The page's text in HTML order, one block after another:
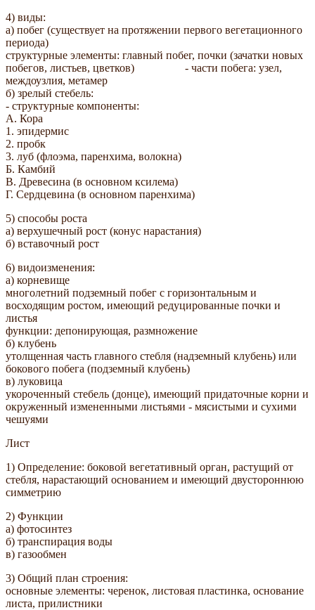
4) виды:
а) побег (существует на протяжении первого вегетационного
периода)
структурные элементы: главный побег, почки (зачатки новых
побегов, листьев, цветков) - части побега: узел,
междоузлия, метамер
б) зрелый стебель:
- структурные компоненты:
А. Кора
1. эпидермис
2. пробк
3. луб (флоэма, паренхима, волокна)
Б. Камбий
В. Древесина (в основном ксилема)
Г. Сердцевина (в основном паренхима)
5) способы роста
а) верхушечный рост (конус нарастания)
б) вставочный рост
6) видоизменения:
а) корневище
многолетний подземный побег с горизонтальным и
восходящим ростом, имеющий редуцированные почки и
листья
функции: депонирующая, размножение
б) клубень
утолщенная часть главного стебля (надземный клубень) или
бокового побега (подземный клубень)
в) луковица
укороченный стебель (донце), имеющий придаточные корни и
окруженный измененными листьями - мясистыми и сухими
чешуями
Лист
1) Определение: боковой вегетативный орган, растущий от
стебля, нарастающий основанием и имеющий двустороннюю
симметрию
2) Функции
а) фотосинтез
б) транспирация воды
в) газообмен
3) Общий план строения:
основные элементы: черенок, листовая пластинка, основание
листа, прилистники